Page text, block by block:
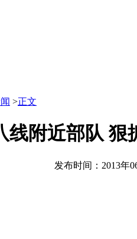
>正文
线附近部队 狠
发布时间：2013年